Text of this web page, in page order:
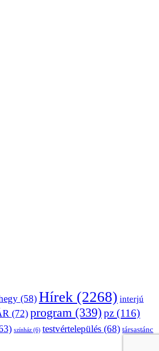
(58)Hírek (2268) interjú
(72)program (339) pz (116)
színház (6) testvértelepülés (68) társastánc